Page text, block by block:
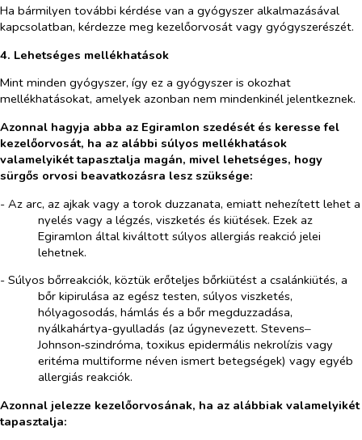
Ha bármilyen további kérdése van a gyógyszer alkalmazásával
kapcsolatban, kérdezze meg kezelőorvosát vagy gyógyszerészét.
4. Lehetséges mellékhatások
Mint minden gyógyszer, így ez a gyógyszer is okozhat
mellékhatásokat, amelyek azonban nem mindenkinél jelentkeznek.
Azonnal hagyja abba az Egiramlon szedését és keresse fel
kezelőorvosát, ha az alábbi súlyos mellékhatások
valamelyikét tapasztalja magán, mivel lehetséges, hogy
sürgős orvosi beavatkozásra lesz szüksége:
- Az arc, az ajkak vagy a torok duzzanata, emiatt nehezített lehet a
nyelés vagy a légzés, viszketés és kiütések. Ezek az
Egiramlon által kiváltott súlyos allergiás reakció jelei
lehetnek.
- Súlyos bőrreakciók, köztük erőteljes bőrkiütést a csalánkiütés, a
bőr kipirulása az egész testen, súlyos viszketés,
hólyagosodás, hámlás és a bőr megduzzadása,
nyálkahártya-gyulladás (az úgynevezett. Stevens‒
Johnson‑szindróma, toxikus epidermális nekrolízis vagy
eritéma multiforme néven ismert betegségek) vagy egyéb
allergiás reakciók.
Azonnal jelezze kezelőorvosának, ha az alábbiak valamelyikét
tapasztalja: